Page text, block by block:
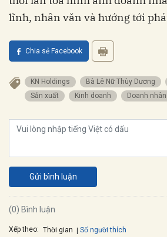
lĩnh, nhân văn và hướng tới
Chia sẻ Facebook
KN Holdings Bà Lê Nữ Thùy Dương
Sản xuất
Kinh doanh Doanh nhân
Gửi bình luận
(0) Bình luận
Xếp theo: Thời gian Số người thích